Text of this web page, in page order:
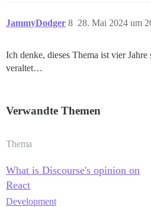
JammyDodger 28. Mai 2024 um
8
Ich denke, dieses Thema ist vier
veraltet…
Verwandte Themen
Thema
What is Discourse's opinion on
React
Development